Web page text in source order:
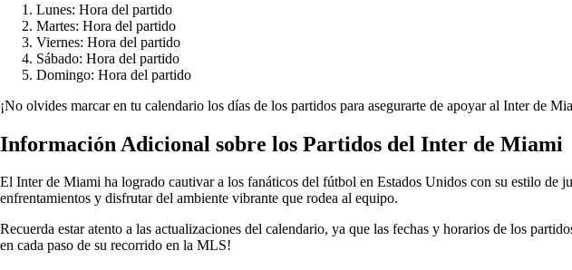
Lunes: Hora del partido
Martes: Hora del partido
Viernes: Hora del partido
Sábado: Hora del partido
Domingo: Hora del partido
¡No olvides marcar en tu calendario los días de los partidos para asegurarte de apoyar al Inter de
Información Adicional sobre los Partidos del Inter de Miami
El Inter de Miami ha logrado cautivar a los fanáticos del fútbol en Estados Unidos con su estilo de
enfrentamientos y disfrutar del ambiente vibrante que rodea al equipo.
Recuerda estar atento a las actualizaciones del calendario, ya que las fechas y horarios de los
en cada paso de su recorrido en la MLS!